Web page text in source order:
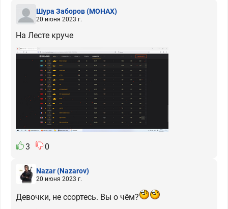
Шура Заборов(MOHAX)
20 июня 2023 г.
На Лесте круче
3 0
Nazar(Nazarov)
20 июня 2023 г.
Девочки, не ссортесь. Вы о чём?